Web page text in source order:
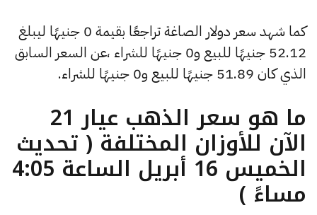
كما شهد سعر دولار الصاغة تراجعًا بقيمة 0 جنيهًا ليبلغ
52.12 جنيهًا للبيع و0 جنيهًا للشراء ،عن السعر السابق
الذي كان 51.89 جنيهًا للبيع و0 جنيهًا للشراء.
ما هو سعر الذهب عيار 21
الآن للأوزان المختلفة ( تحديث
الخميس 16 أبريل الساعة 4:05
مساءً )